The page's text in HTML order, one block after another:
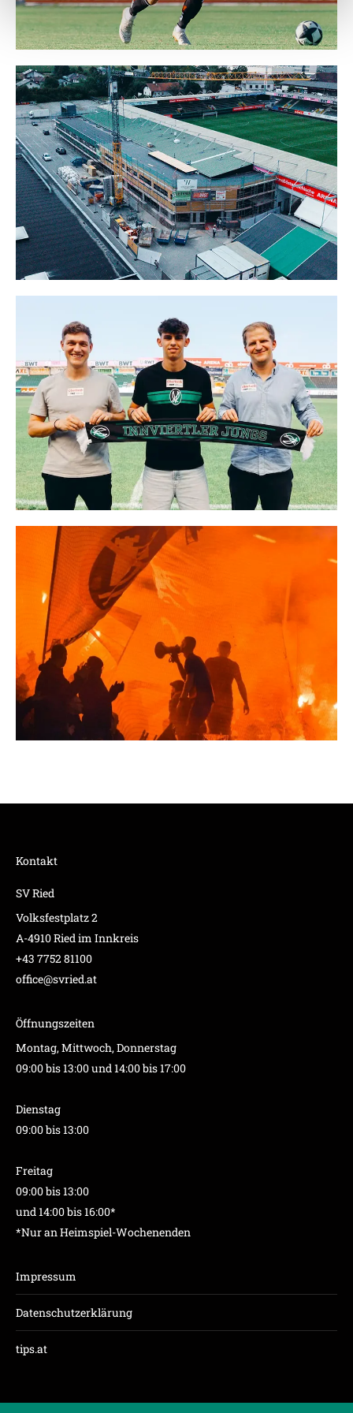
Weitere Details, insbesondere zu Speicherdauer und
Empfänger entnehmen Sie unserer
Datenschutzerklärung.
Kontakt
SV Ried
Volksfestplatz 2
A-4910 Ried im Innkreis
+43 7752 81100
office@svried.at
Öffnungszeiten
Montag, Mittwoch, Donnerstag
09:00 bis 13:00 und 14:00 bis 17:00
Dienstag
09:00 bis 13:00
Freitag
09:00 bis 13:00
und 14:00 bis 16:00*
*Nur an Heimspiel-Wochenenden
Impressum
Datenschutzerklärung
tips.at